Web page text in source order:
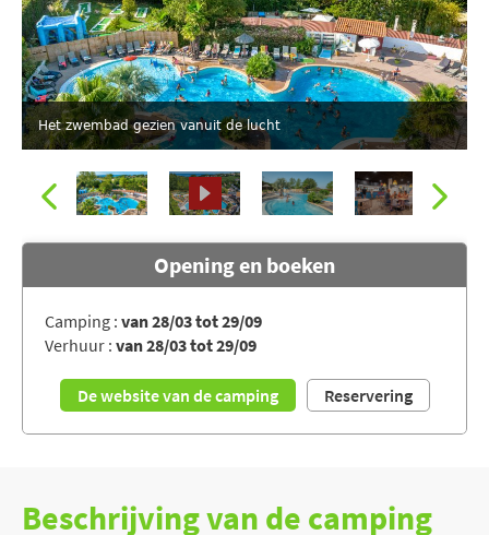
Het zwembad gezien vanuit de lucht
Opening en boeken
Camping : van 28/03 tot 29/09
Verhuur : van 28/03 tot 29/09
De website van de camping Reservering
Beschrijving van de camping